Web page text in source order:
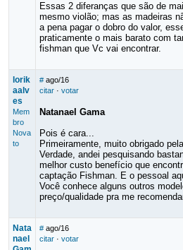
Essas 2 diferanças que são de
mesmo violão; mas as madeiras
a pena pagar o dobro do valor,
praticamente o mais barato com
fishman que Vc vai encontrar.
lorik
aalv
es
Mem
bro
Nova
to
# ago/16
citar· votar
Natanael Gama
Pois é cara...
Primeiramente, muito obrigado
Verdade, andei pesquisando
melhor custo benefício que
captação Fishman. E o pessoal
Você conhece alguns outros
preço/qualidade pra me
Nata
nael
# ago/16
citar· votar